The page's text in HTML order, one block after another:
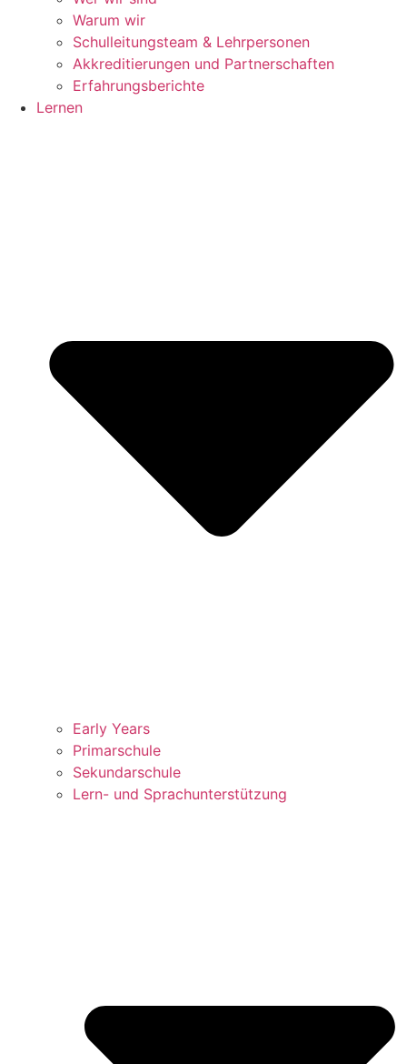
Warum wir
Schulleitungsteam & Lehrpersonen
Akkreditierungen und Partnerschaften
Erfahrungsberichte
Lernen
Early Years
Primarschule
Sekundarschule
Lern- und Sprachunterstützung